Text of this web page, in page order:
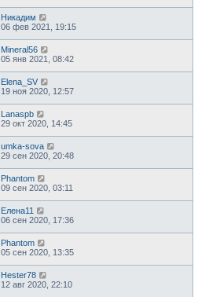
Никадим
06 фев 2021, 19:15
Mineral56
05 янв 2021, 08:42
Elena_SV
19 ноя 2020, 12:57
Lanaspb
29 окт 2020, 14:45
umka-sova
29 сен 2020, 20:48
Phantom
09 сен 2020, 03:11
Елена11
06 сен 2020, 17:36
Phantom
05 сен 2020, 13:35
Hester78
12 авг 2020, 22:10